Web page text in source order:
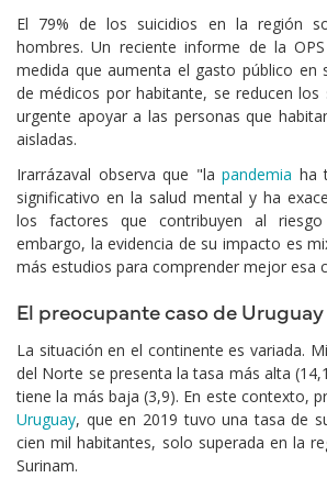
El 79% de los suicidios en la región
hombres. Un reciente informe de la
medida que aumenta el gasto público en
de médicos por habitante, se reducen los
urgente apoyar a las personas que
aisladas.
Irarrázaval observa que "la pandemia ha
significativo en la salud mental y ha
los factores que contribuyen al riesgo
embargo, la evidencia de su impacto es
más estudios para comprender mejor esa
El preocupante caso de Uruguay
La situación en el continente es variada.
del Norte se presenta la tasa más alta
tiene la más baja (3,9). En este contexto,
Uruguay, que en 2019 tuvo una tasa de
cien mil habitantes, solo superada en la
Surinam.